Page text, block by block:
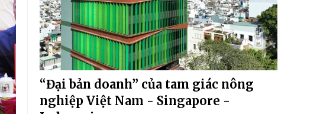
“Đại bản doanh” của tam giác nông
nghiệp Việt Nam - Singapore -